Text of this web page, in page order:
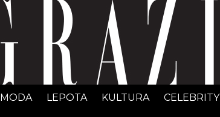
GRAZIA Srbija
MODA LEPOTA KULTURA CELEBRITY